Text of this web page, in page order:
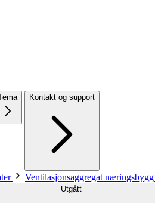
Kontakt og support
Ventilasjonsaggregat næringsbygg
Utgått